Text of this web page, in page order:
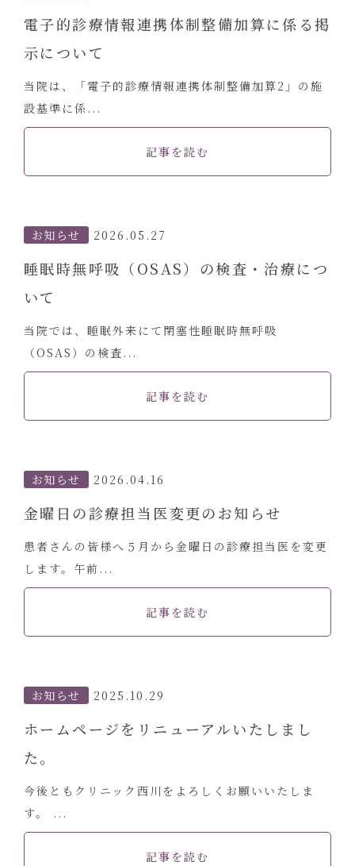
電子的診療情報連携体制整備加算に係る掲
示について
当院は、「電子的診療情報連携体制整備加算2」の施
設基準に係...
記事を読む
お知らせ 2026.05.27
睡眠時無呼吸（OSAS）の検査・治療につ
いて
当院では、睡眠外来にて閉塞性睡眠時無呼吸
（OSAS）の検査...
記事を読む
お知らせ 2026.04.16
金曜日の診療担当医変更のお知らせ
患者さんの皆様へ５月から金曜日の診療担当医を変更
します。午前...
記事を読む
お知らせ 2025.10.29
ホームページをリニューアルいたしまし
た。
今後ともクリニック西川をよろしくお願いいたしま
す。 ...
記事を読む